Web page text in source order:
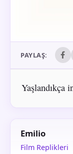
PAYLAŞ:
Yaşlandıkça
Emilio
Film Replikleri